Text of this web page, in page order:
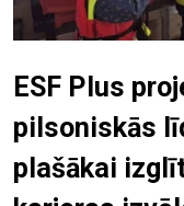
ESF Plus
pilsoniskās
plašākai